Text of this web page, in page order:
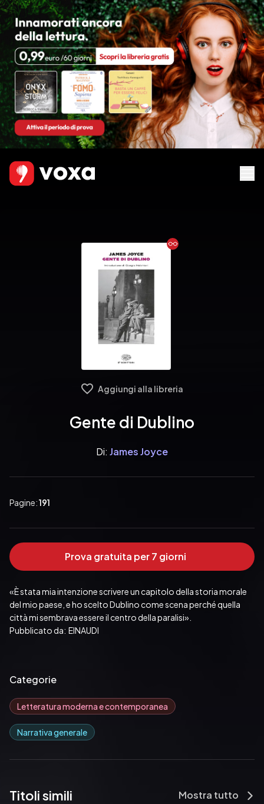
Aggiungi alla libreria
Gente di Dublino
Di: James Joyce
Pagine:191
Prova gratuita per 7 giorni
«È stata mia intenzione scrivere un capitolo della storia morale
del mio paese, e ho scelto Dublino come scena perché quella
città mi sembrava essere il centro della paralisi».
Pubblicato da:  EINAUDI
Categorie
Letteratura moderna e contemporanea
Narrativa generale
Titoli simili Mostra tutto